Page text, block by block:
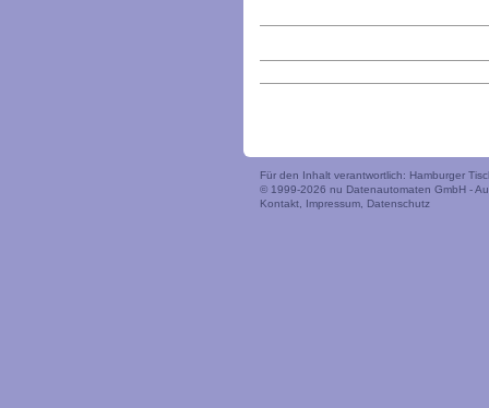
Für den Inhalt verantwortlich: Hamburger
© 1999-2026 nu Datenautomaten GmbH -
Kontakt
Impressum Datenschutz